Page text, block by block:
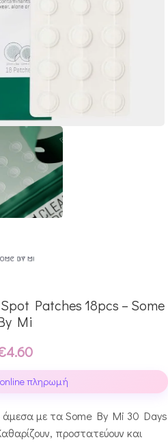
Patches 18pcs – Some
Mi
4.60
πληρωμή
άμεσα με τα Some By Mi 30 Days
προστατεύουν και